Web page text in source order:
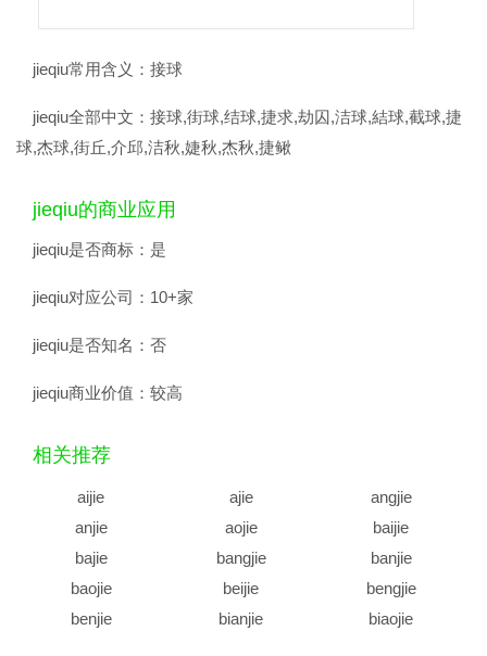
jieqiu常用含义： 接球
jieqiu全部中文： 接球,街球,结球,捷求,劫囚,洁球,結球,截球,捷
球,杰球,街丘,介邱,洁秋,婕秋,杰秋,捷鳅
jieqiu的商业应用
jieqiu是否商标： 是
jieqiu对应公司： 10+家
jieqiu是否知名： 否
jieqiu商业价值： 较高
相关推荐
aijie ajie
angjie
anjie
aojie
baijie
bajie
bangjie
banjie
baojie
beijie
bengjie
benjie
bianjie
biaojie